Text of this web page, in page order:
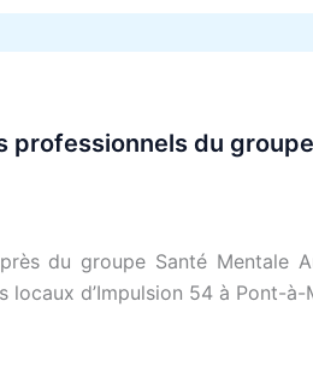
professionnels du
du groupe Santé Mentale
d’Impulsion 54 à Pont-à-